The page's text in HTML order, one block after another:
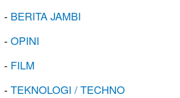
- BERITA JAMBI
-OPINI
- FILM
-TEKNOLOGI / TECHNO